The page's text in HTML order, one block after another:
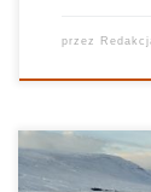
przez